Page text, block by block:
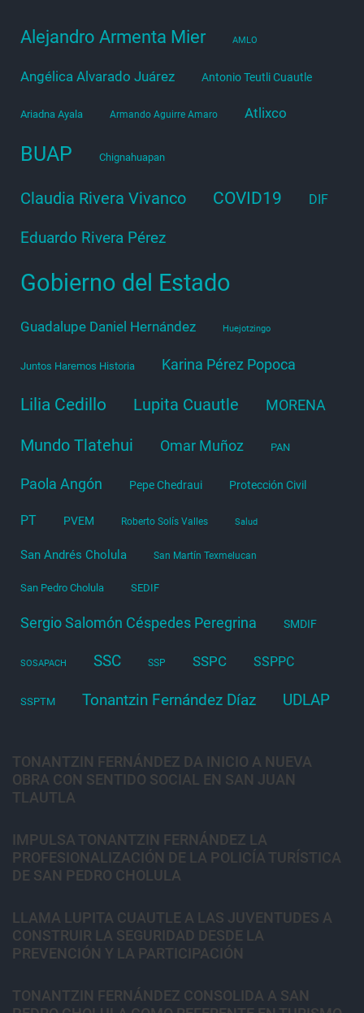
Alejandro Armenta Mier AMLO
Angélica Alvarado Juárez Antonio Teutli Cuautle
Ariadna Ayala Armando Aguirre Amaro Atlixco
BUAP Chignahuapan
Claudia Rivera Vivanco COVID19 DIF
Eduardo Rivera Pérez
Gobierno del Estado
Guadalupe Daniel Hernández Huejotzingo
Juntos Haremos Historia Karina Pérez Popoca
Lilia Cedillo Lupita Cuautle MORENA
Mundo Tlatehui Omar Muñoz PAN
Paola Angón Pepe Chedraui Protección Civil
PT PVEM Roberto Solís Valles Salud
San Andrés Cholula San Martín Texmelucan
San Pedro Cholula SEDIF
Sergio Salomón Céspedes Peregrina SMDIF
SOSAPACH SSC SSP SSPC SSPPC
SSPTM Tonantzin Fernández Díaz UDLAP
TONANTZIN FERNÁNDEZ DA INICIO A NUEVA
OBRA CON SENTIDO SOCIAL EN SAN JUAN
TLAUTLA
IMPULSA TONANTZIN FERNÁNDEZ LA
PROFESIONALIZACIÓN DE LA POLICÍA TURÍSTICA
DE SAN PEDRO CHOLULA
LLAMA LUPITA CUAUTLE A LAS JUVENTUDES A
CONSTRUIR LA SEGURIDAD DESDE LA
PREVENCIÓN Y LA PARTICIPACIÓN
TONANTZIN FERNÁNDEZ CONSOLIDA A SAN